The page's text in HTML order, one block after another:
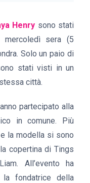
Henry sono stati
mercoledì sera (5
Solo un paio di
stati visti in un
città.
partecipato alla
in comune. Più
la modella si sono
copertina di Tings
All’evento ha
fondatrice della